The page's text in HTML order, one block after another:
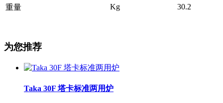
重量
Kg 30.2
为您推荐
Taka 30F 塔卡标准两用炉